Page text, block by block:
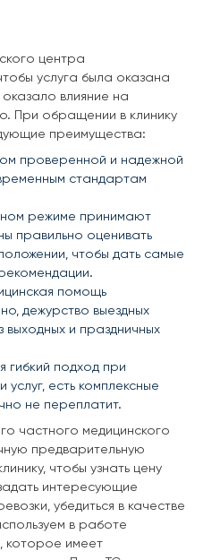
центра
услуга была оказана
влияние на
При обращении в клинику
преимущества:
проверенной и надежной
стандартам
режиме принимают
правильно оценивать
чтобы дать самые
помощь
дежурство выездных
выходных и праздничных
гибкий подход при
есть комплексные
не переплатит.
частного медицинского
предварительную
чтобы узнать цену
интересующие
убедиться в качестве
в работе
которое имеет